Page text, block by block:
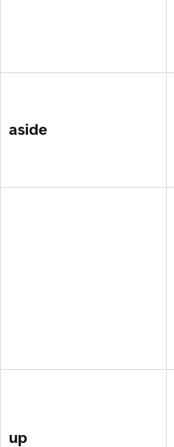
aside
up